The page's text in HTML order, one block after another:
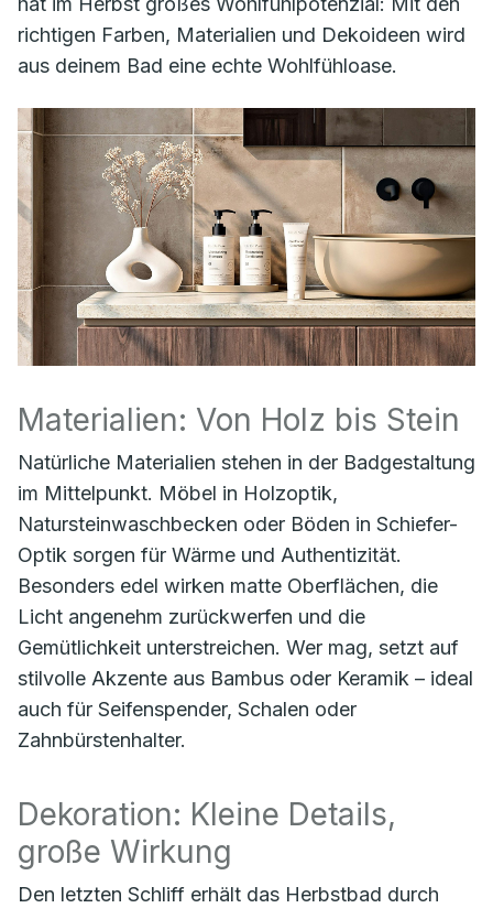
richtigen Farben, Materialien und Dekoideen wird
aus deinem Bad eine echte Wohlfühloase.
Materialien: Von Holz bis Stein
Natürliche Materialien stehen in der Badgestaltung
im Mittelpunkt. Möbel in Holzoptik,
Natursteinwaschbecken oder Böden in Schiefer-
Optik sorgen für Wärme und Authentizität.
Besonders edel wirken matte Oberflächen, die
Licht angenehm zurückwerfen und die
Gemütlichkeit unterstreichen. Wer mag, setzt auf
stilvolle Akzente aus Bambus oder Keramik – ideal
auch für Seifenspender, Schalen oder
Zahnbürstenhalter.
Dekoration: Kleine Details,
große Wirkung
Den letzten Schliff erhält das Herbstbad durch